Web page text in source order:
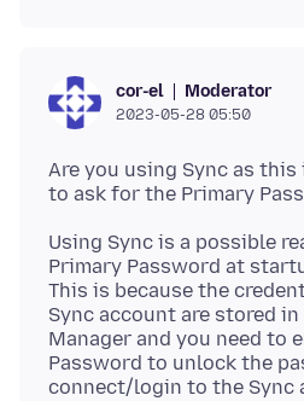
cor-el Moderator
2023-05-28 05:50
Are you using Sync as
Using Sync is a possible
Primary Password at
This is because the
Sync account are stored
Manager and you need to
Password to unlock the